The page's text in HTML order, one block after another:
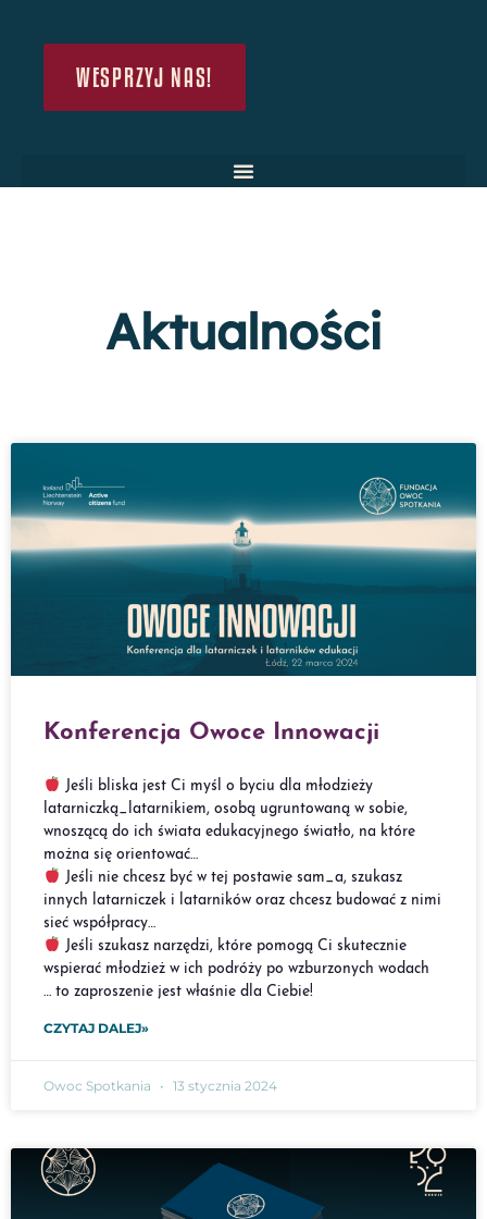
WESPRZYJ NAS!
Aktualności
Konferencja Owoce Innowacji
Jeśli bliska jest Ci myśl o byciu dla młodzieży
latarniczką_latarnikiem, osobą ugruntowaną w sobie,
wnoszącą do ich świata edukacyjnego światło, na które
można się orientować…
Jeśli nie chcesz być w tej postawie sam_a, szukasz
innych latarniczek i latarników oraz chcesz budować z nimi
sieć współpracy…
Jeśli szukasz narzędzi, które pomogą Ci skutecznie
wspierać młodzież w ich podróży po wzburzonych wodach
… to zaproszenie jest właśnie dla Ciebie!
CZYTAJ DALEJ»
Owoc Spotkania 13 stycznia 2024